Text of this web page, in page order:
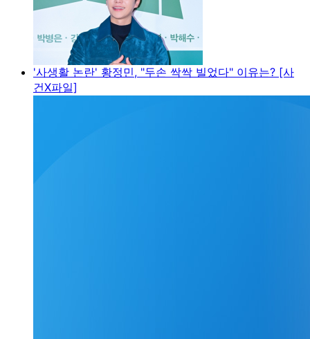
'사생활 논란' 황정민, "두손 싹싹 빌었다" 이유는? [사
건X파일]